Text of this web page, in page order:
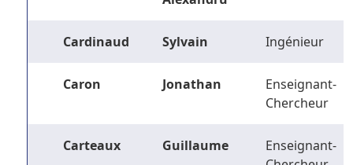
Cardinaud Sylvain Ingénieur
Caron Jonathan
Enseignant-
Chercheur
Carteaux Guillaume
Enseignant-